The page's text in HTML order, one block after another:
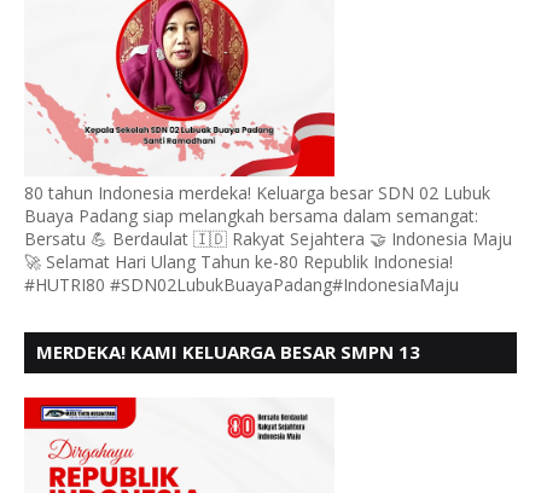
80 tahun Indonesia merdeka! Keluarga besar SDN 02 Lubuk
Buaya Padang siap melangkah bersama dalam semangat:
Bersatu 💪 Berdaulat 🇮🇩 Rakyat Sejahtera 🤝 Indonesia Maju
🚀 Selamat Hari Ulang Tahun ke-80 Republik Indonesia!
#HUTRI80 #SDN02LubukBuayaPadang#IndonesiaMaju
MERDEKA! KAMI KELUARGA BESAR SMPN 13